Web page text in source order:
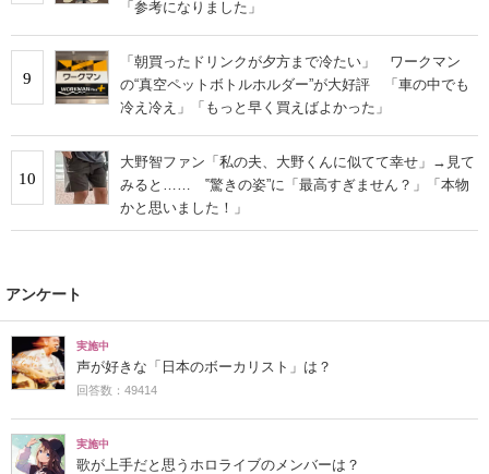
「参考になりました」
9
「朝買ったドリンクが夕方まで冷たい」 ワークマン
の“真空ペットボトルホルダー”が大好評 「車の中でも
冷え冷え」「もっと早く買えばよかった」
10
大野智ファン「私の夫、大野くんに似てて幸せ」→見て
みると…… ‟驚きの姿”に「最高すぎません？」「本物
かと思いました！」
アンケート
実施中
声が好きな「日本のボーカリスト」は？
回答数：49414
実施中
歌が上手だと思うホロライブのメンバーは？